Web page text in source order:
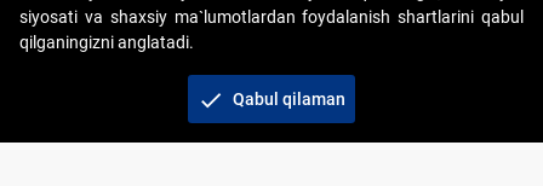
Copyright © 2017-2026. "Elektron onlayn-auksionlarni
tashkil etish" AJ. Barcha huquqlar himoyalangan
siyosati va shaxsiy ma`lumotlardan foydalanish shartlarini qabul
qilganingizni anglatadi.
check Qabul qilaman